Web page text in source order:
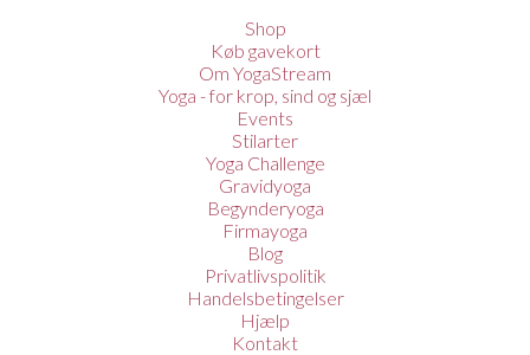
Shop
Køb gavekort
Om YogaStream
Yoga - for krop, sind og sjæl
Events
Stilarter
Yoga Challenge
Gravidyoga
Begynderyoga
Firmayoga
Blog
Privatlivspolitik
Handelsbetingelser
Hjælp
Kontakt